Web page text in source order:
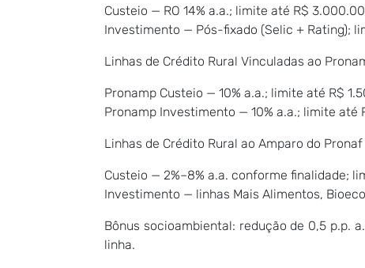
Custeio — RO 14% a.a.; limite até R$
Investimento — Pós-fixado (Selic + Rating);
Linhas de Crédito Rural Vinculadas ao
Pronamp Custeio — 10% a.a.; limite até R$
Pronamp Investimento — 10% a.a.; limite até
Linhas de Crédito Rural ao Amparo do Pronaf
Custeio — 2%–8% a.a. conforme finalidade;
Investimento — linhas Mais Alimentos,
Bônus socioambiental: redução de 0,5 p.p.
linha.